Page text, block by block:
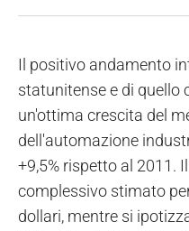
Il positivo andamento
statunitense e di quello
un'ottima crescita del
dell'automazione
+9,5% rispetto al 2011.
complessivo stimato
dollari, mentre si